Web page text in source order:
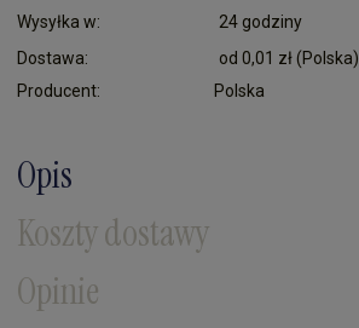
Wysyłka w:
24 godziny
Dostawa:
od 0,01 zł(Polska)
Producent: Polska
Opis
Koszty dostawy
Opinie